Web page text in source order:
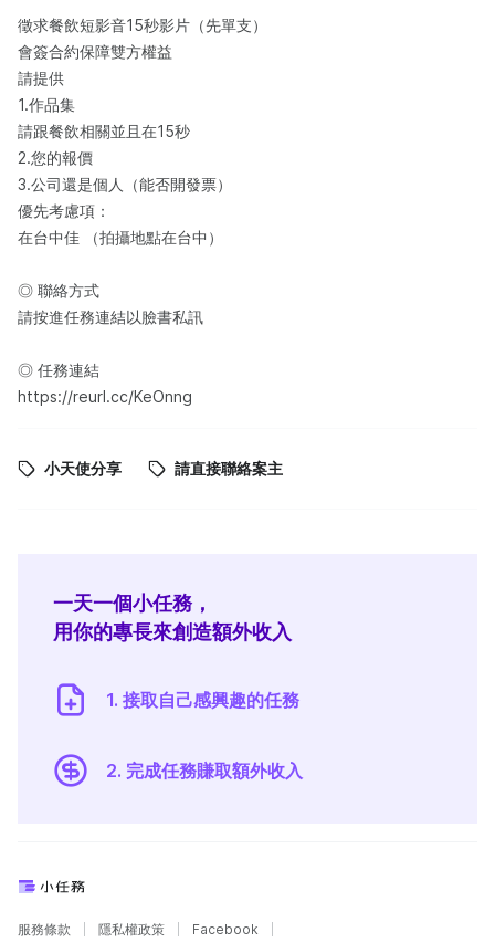
徵求餐飲短影音15秒影片（先單支）
會簽合約保障雙方權益
請提供
1.作品集
請跟餐飲相關並且在15秒
2.您的報價
3.公司還是個人（能否開發票）
優先考慮項：
在台中佳 （拍攝地點在台中）
◎ 聯絡方式
請按進任務連結以臉書私訊
◎ 任務連結
https://reurl.cc/KeOnng
小天使分享 請直接聯絡案主
一天一個小任務，
用你的專長來創造額外收入
1. 接取自己感興趣的任務
2. 完成任務賺取額外收入
服務條款 隱私權政策 Facebook